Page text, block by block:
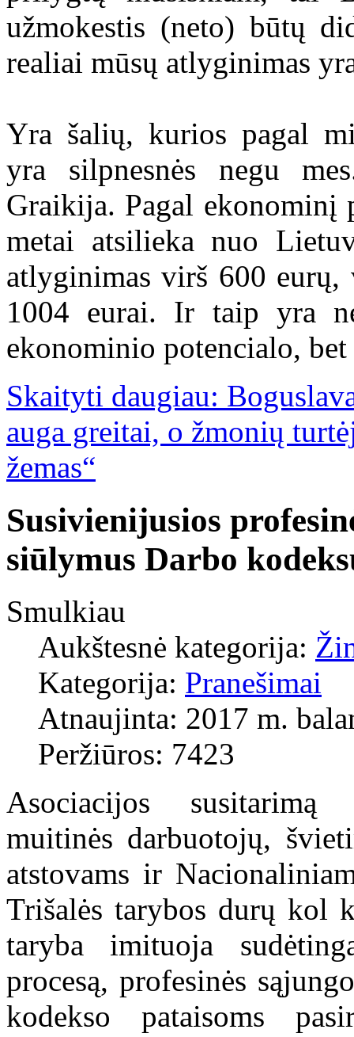
užmokestis (neto) būtų
realiai mūsų atlyginimas
Yra šalių, kurios pagal
yra silpnesnės negu
Graikija. Pagal ekonominį
metai atsilieka nuo
atlyginimas virš 600
1004 eurai. Ir taip yra
ekonominio potencialo,
Skaityti daugiau:
auga greitai, o žmonių
žemas“
Susivienijusios
siūlymus Darbo
Smulkiau
Aukštesnė kategorija:
Kategorija: Pranešimai
Atnaujinta: 2017 m.
Peržiūros: 7423
Asociacijos susitarimą
muitinės darbuotojų,
atstovams ir
Trišalės tarybos durų kol
taryba imituoja
procesą, profesinės
kodekso pataisoms